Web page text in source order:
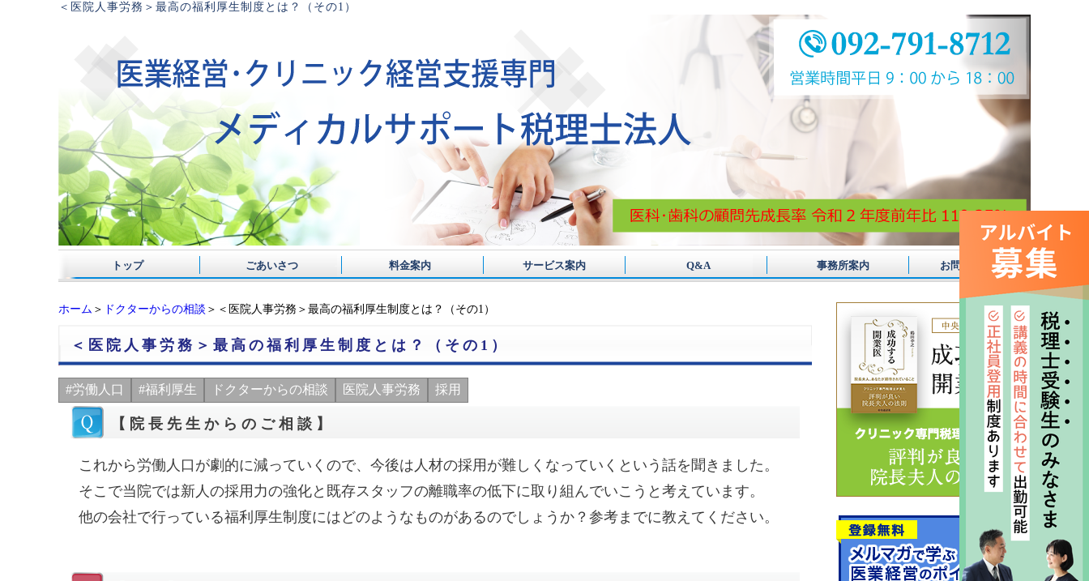
＜医院人事労務＞最高の福利厚生制度とは？（その1）
トップ ごあいさつ 料金案内 サービス案内 Q&A 事務所案内 お問合せ
ホーム ＞ ドクターからの相談 ＞＜医院人事労務＞最高の福利厚生制度とは？（その1）
＜医院人事労務＞最高の福利厚生制度とは？（その1）
#労働人口 #福利厚生 ドクターからの相談 医院人事労務 採用
【院長先生からのご相談】
これから労働人口が劇的に減っていくので、今後は人材の採用が難しくなっていくという話を聞きました。
そこで当院では新人の採用力の強化と既存スタッフの離職率の低下に取り組んでいこうと考えています。
他の会社で行っている福利厚生制度にはどのようなものがあるのでしょうか？参考までに教えてください。